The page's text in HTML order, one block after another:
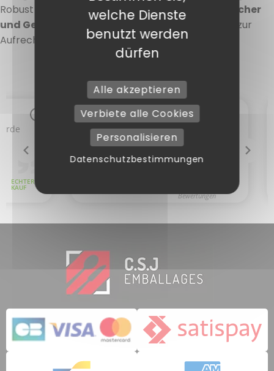
Robust und funktional sind Schwämme, Wischtücher
und Geschirrtücherunverzichtbare Werkzeuge zur
Aufrechterhaltung der Sauberkeit.
welche Dienste
benutzt werden
dürfen
Alle akzeptieren
Verbiete alle Cookies
Personalisieren
Datenschutzbestimmungen